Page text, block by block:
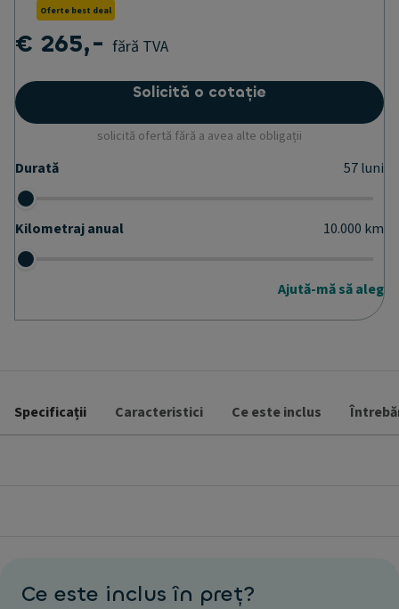
Oferte best deal
€ 265,- fără TVA
Solicită o cotație
solicită ofertă fără a avea alte obligații
Durată 57luni
Kilometraj anual 10.000 km
Ajută-mă să aleg
Specificații Caracteristici Ce este inclus
Ce este inclus în preț?